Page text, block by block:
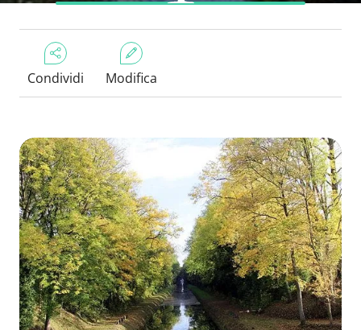
Condividi Modifica